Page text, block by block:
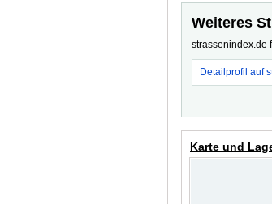
Weiteres
strassenindex.de
Detailprofil auf
Karte und